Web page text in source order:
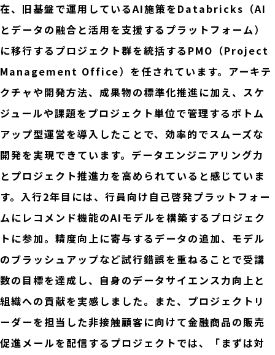
在、旧基盤で運用しているAI施策をDatabricks（AI
とデータの融合と活用を支援するプラットフォーム）
に移行するプロジェクト群を統括するPMO（Project
Management Office）を任されています。アーキテ
クチャや開発方法、成果物の標準化推進に加え、スケ
ジュールや課題をプロジェクト単位で管理するボトム
アップ型運営を導入したことで、効率的でスムーズな
開発を実現できています。データエンジニアリング力
とプロジェクト推進力を高められていると感じていま
す。入行2年目には、行員向け自己啓発プラットフォー
ムにレコメンド機能のAIモデルを構築するプロジェク
トに参加。精度向上に寄与するデータの追加、モデル
のブラッシュアップなど試行錯誤を重ねることで受講
数の目標を達成し、自身のデータサイエンス力向上と
組織への貢献を実感しました。また、プロジェクトリ
ーダーを担当した非接触顧客に向けて金融商品の販売
促進メールを配信するプロジェクトでは、「まずは対